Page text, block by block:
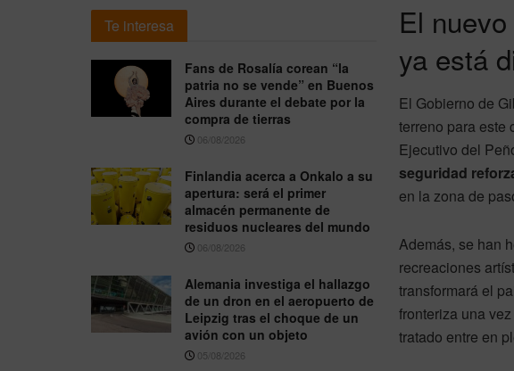
Te interesa
Fans de Rosalía corean “la
patria no se vende” en Buenos
Aires durante el debate por la
compra de tierras
06/08/2026
Finlandia acerca a Onkalo a su
apertura: será el primer
almacén permanente de
residuos nucleares del mundo
06/08/2026
Alemania investiga el hallazgo
de un dron en el aeropuerto de
Leipzig tras el choque de un
avión con un objeto
05/08/2026
El
ya está
El Gobierno de
terreno para este
Ejecutivo del
seguridad
en la zona de
Además, se han
recreaciones
transformará el
fronteriza una
tratado entre en